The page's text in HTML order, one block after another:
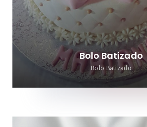
Bolo Batizado
Bolo Batizado